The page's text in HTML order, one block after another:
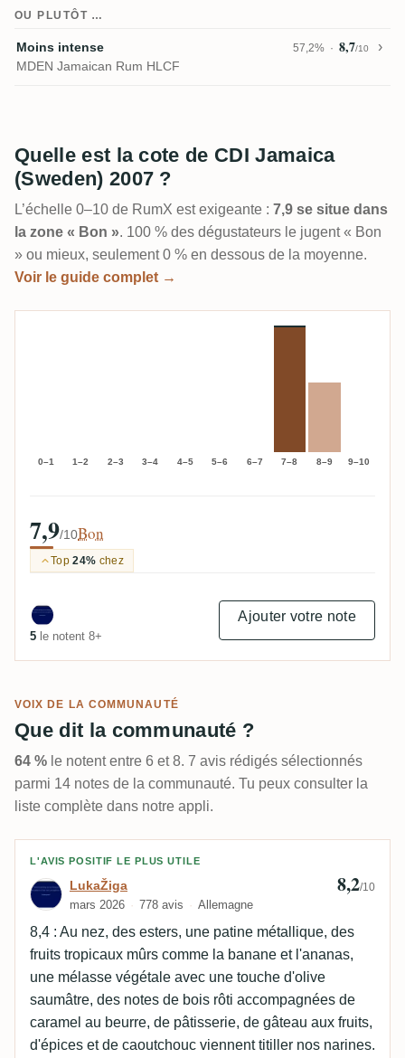
OU PLUTÔT …
Moins intense 57,2% 8,7/10
MDEN Jamaican Rum HLCF
Quelle est la cote de CDI Jamaica
(Sweden) 2007 ?
L’échelle 0–10 de RumX est exigeante : 7,9 se situe dans
la zone « Bon ». 100 % des dégustateurs le jugent « Bon
» ou mieux, seulement 0 % en dessous de la moyenne.
Voir le guide complet →
0–1 1–2 2–3 3–4 4–5 5–6 6–7 7–8 8–9 9–10
7,9/10Bon
Top24% chez
5 le notent 8+
Ajouter votre note
VOIX DE LA COMMUNAUTÉ
Que dit la communauté ?
64 % le notent entre 6 et 8. 7 avis rédigés sélectionnés
parmi 14 notes de la communauté. Tu peux consulter la
liste complète dans notre appli.
Avis de LukaŽiga
L'AVIS POSITIF LE PLUS UTILE
LukaŽiga
mars 2026 778 avis Allemagne
8,2/10
8,4 : Au nez, des esters, une patine métallique, des
fruits tropicaux mûrs comme la banane et l'ananas,
une mélasse végétale avec une touche d'olive
saumâtre, des notes de bois rôti accompagnées de
caramel au beurre, de pâtisserie, de gâteau aux fruits,
d'épices et de caoutchouc viennent titiller nos narines.